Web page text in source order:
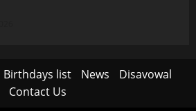
Birthdays list News
Disavowal
Contact Us